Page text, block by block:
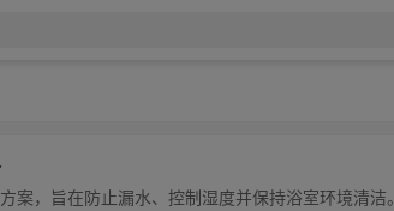
，旨在防止漏水、控制湿度并保持浴室环境清洁。